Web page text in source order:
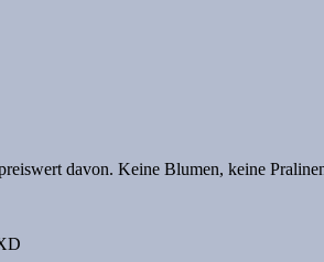
davon. Keine Blumen, keine